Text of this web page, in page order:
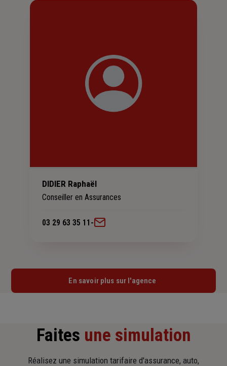
DIDIER Raphaël
Conseiller en Assurances
03 29 63 35 11 -
En savoir plus sur l'agence
Faites une simulation
Réalisez une simulation tarifaire d'assurance, auto,